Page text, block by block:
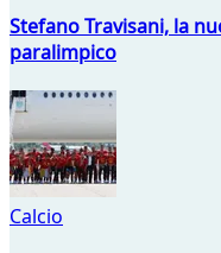
Stefano Travisani, la
paralimpico
Calcio